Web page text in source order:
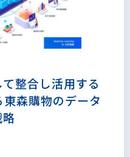
整合し活用する
森購物のデータ